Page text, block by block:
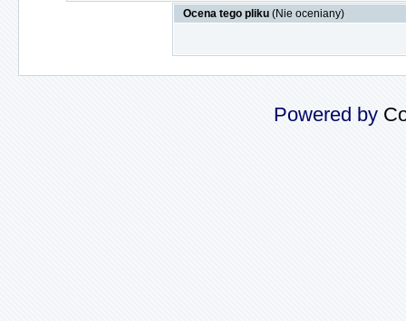
Ocena tego pliku (Nie oceniany)
Powered by